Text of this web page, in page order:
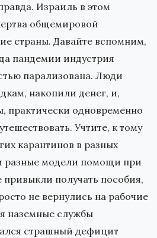
Израиль в этом
общемировой
страны. Давайте вспомним,
пандемии индустрия
парализована. Люди
накопили денег, и,
практически одновременно
Учтите, к тому
карантинов в разных
разные модели помощи при
привыкли получать пособия,
не вернулись на рабочие
наземные службы
страшный дефицит